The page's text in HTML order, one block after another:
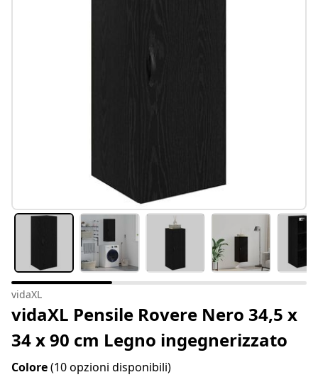
vidaXL
vidaXL Pensile Rovere Nero 34,5 x
34 x 90 cm Legno ingegnerizzato
Colore(10 opzioni disponibili)